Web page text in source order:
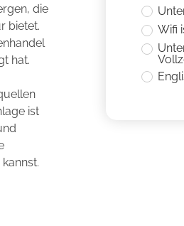
die
bietet.
hat.
ist
Wifi